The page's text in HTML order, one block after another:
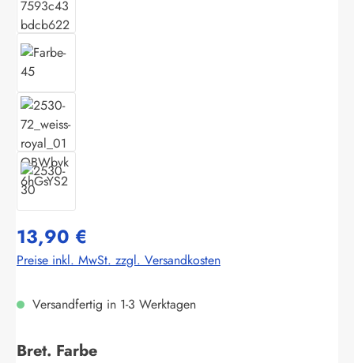
13,90 €
Preise inkl. MwSt. zzgl. Versandkosten
Versandfertig in 1-3 Werktagen
Bret. Farbeauswählen